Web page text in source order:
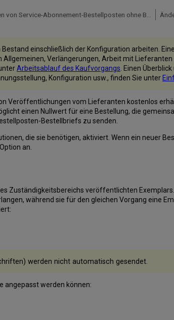
einschließlich der Konfiguration arbeiten.
Verlängerungen, Arbeit mit Lieferanten
Arbeitsablauf des Kaufvorgangs . Einen
Konfiguration usw., finden Sie unter
Veröffentlichungen vom Lieferanten kostenlos
einen Nullwert für eine Bestellung, die
Bestellbriefs zu senden.
die sie benötigen, aktiviert. Wenn ein neuer
an.
Zuständigkeitsbereichs veröffentlichten
während sie für den gleichen Vorgang eine
werden nicht automatisch gesendet.
angepasst werden können: